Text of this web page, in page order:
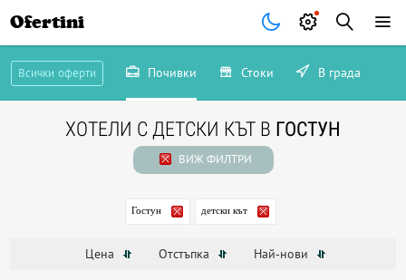
Ofertini
Всички оферти Почивки Стоки В града
ХОТЕЛИ С ДЕТСКИ КЪТ В ГОСТУН
ВИЖ ФИЛТРИ
Гостун детски кът
Цена Отстъпка Най-нови